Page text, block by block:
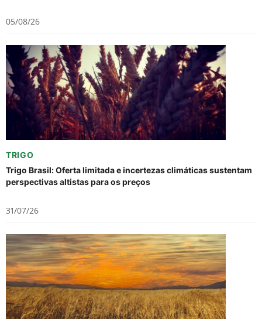
05/08/26
TRIGO
Trigo Brasil: Oferta limitada e incertezas climáticas sustentam
perspectivas altistas para os preços
31/07/26